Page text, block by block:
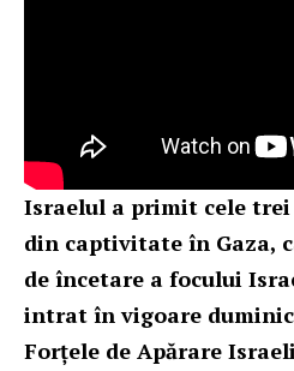
Israelul a primit cele
din captivitate în Gaza,
de încetare a focului
intrat în vigoare
Forțele de Apărare